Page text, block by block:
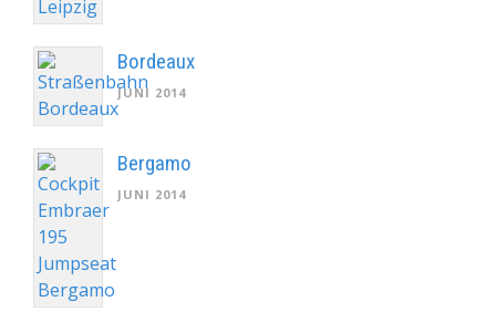
Bordeaux
JUNI 2014
Bergamo
JUNI 2014